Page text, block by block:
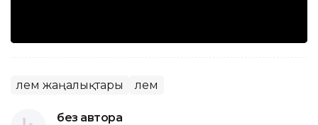
Әлем жаңалықтары Әлем
без автора